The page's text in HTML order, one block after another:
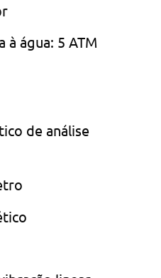
à água: 5 ATM
de análise